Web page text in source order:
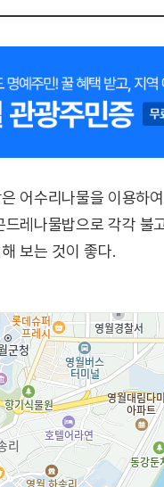
어수리나물을 이용하
드레나물밥으로 각각 불
보는 것이 좋다.